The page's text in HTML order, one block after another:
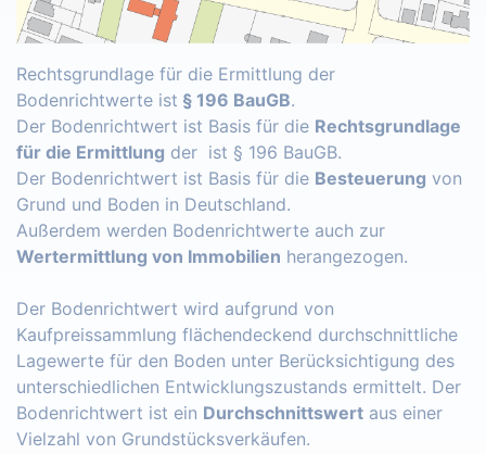
Rechtsgrundlage für die Ermittlung der
Bodenrichtwerte ist § 196 BauGB.
Der Bodenrichtwert ist Basis für die Rechtsgrundlage
für die Ermittlung der ist § 196 BauGB.
Der Bodenrichtwert ist Basis für die Besteuerung von
Grund und Boden in Deutschland.
Außerdem werden Bodenrichtwerte auch zur
Wertermittlung von Immobilien herangezogen.
Der Bodenrichtwert wird aufgrund von
Kaufpreissammlung flächendeckend durchschnittliche
Lagewerte für den Boden unter Berücksichtigung des
unterschiedlichen Entwicklungszustands ermittelt. Der
Bodenrichtwert ist ein Durchschnittswert aus einer
Vielzahl von Grundstücksverkäufen.